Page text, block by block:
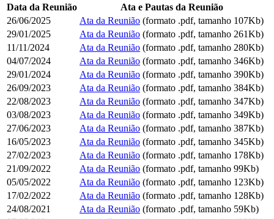
Data da Reunião
Ata e Pautas da Reunião
26/06/2025
Ata da Reunião (formato .pdf, tamanho 107Kb)
29/01/2025
Ata da Reunião (formato .pdf, tamanho 261Kb)
11/11/2024
Ata da Reunião (formato .pdf, tamanho 280Kb)
04/07/2024
Ata da Reunião (formato .pdf, tamanho 346Kb)
29/01/2024
Ata da Reunião (formato .pdf, tamanho 390Kb)
26/09/2023
Ata da Reunião (formato .pdf, tamanho 384Kb)
22/08/2023
Ata da Reunião (formato .pdf, tamanho 347Kb)
03/08/2023
Ata da Reunião (formato .pdf, tamanho 349Kb)
27/06/2023
Ata da Reunião (formato .pdf, tamanho 387Kb)
16/05/2023
Ata da Reunião (formato .pdf, tamanho 345Kb)
27/02/2023
Ata da Reunião (formato .pdf, tamanho 178Kb)
21/09/2022
Ata da Reunião (formato .pdf, tamanho 99Kb)
05/05/2022
Ata da Reunião (formato .pdf, tamanho 123Kb)
17/02/2022
Ata da Reunião (formato .pdf, tamanho 128Kb)
24/08/2021
Ata da Reunião (formato .pdf, tamanho 59Kb)